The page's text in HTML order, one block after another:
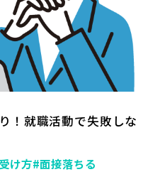
！就職活動で失敗しな
け方#面接落ちる